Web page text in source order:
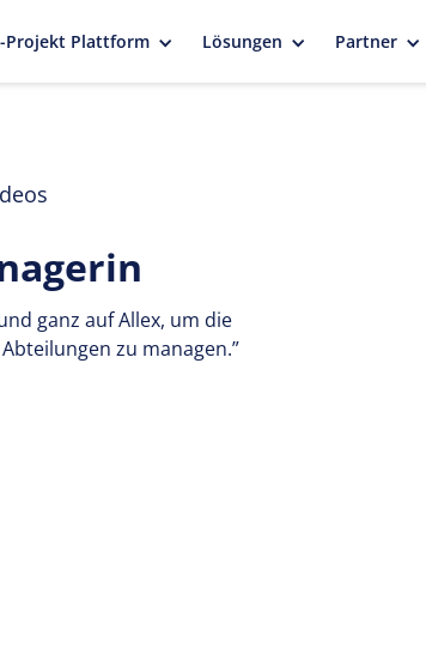
Projekt Plattform Lösungen Partner
ganz auf Allex, um die
zu managen.”